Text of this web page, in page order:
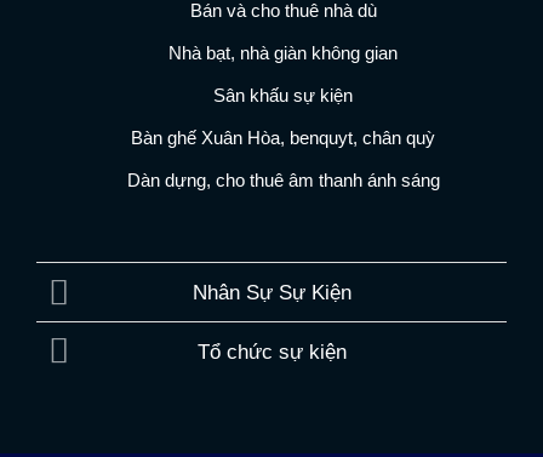
Bán và cho thuê nhà dù
Nhà bạt, nhà giàn không gian
Sân khấu sự kiện
Bàn ghế Xuân Hòa, benquyt, chân quỳ
Dàn dựng, cho thuê âm thanh ánh sáng
Nhân Sự Sự Kiện
Tổ chức sự kiện